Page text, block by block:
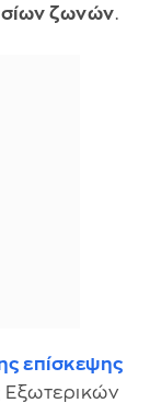
ζωνών.
επίσκεψης